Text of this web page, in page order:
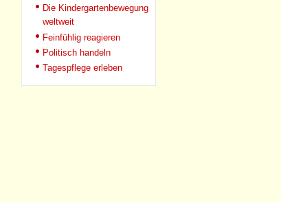
Die Kindergartenbewegung
weltweit
Feinfühlig reagieren
Politisch handeln
Tagespflege erleben